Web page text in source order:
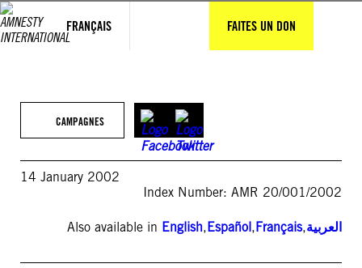
FRANÇAIS FAITES UN DON
CAMPAGNES
14 January 2002
Index Number: AMR 20/001/2002
Also available in English,Español,Français,العربية